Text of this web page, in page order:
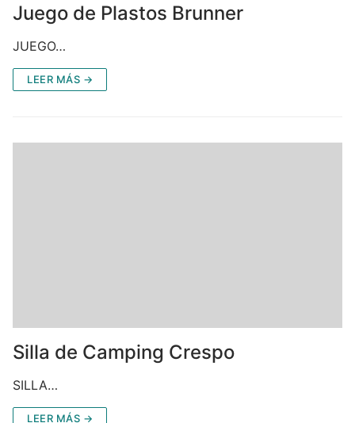
Juego de Plastos Brunner
JUEGO…
LEER MÁS →
Silla de Camping Crespo
SILLA…
LEER MÁS →